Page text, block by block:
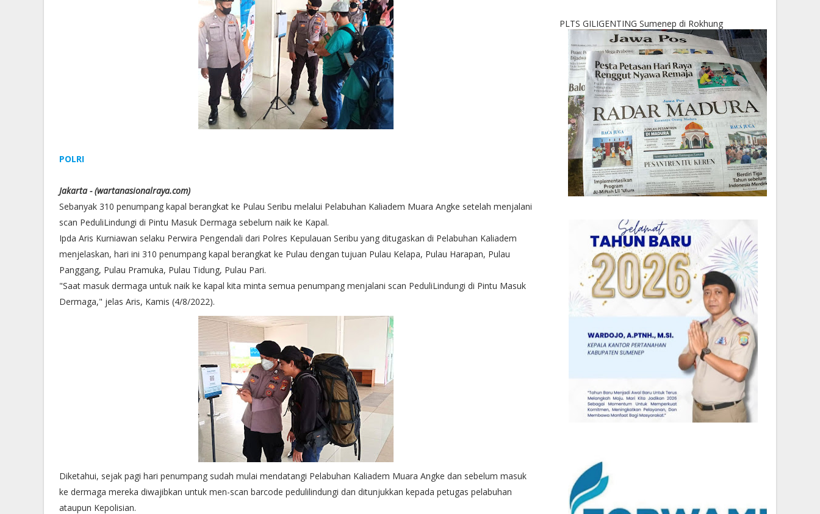
POLRI
Jakarta - (wartanasionalraya.com)
Sebanyak 310 penumpang kapal berangkat ke Pulau Seribu melalui Pelabuhan Kaliadem Muara Angke setelah menjalani
scan PeduliLindungi di Pintu Masuk Dermaga sebelum naik ke Kapal.
Ipda Aris Kurniawan selaku Perwira Pengendali dari Polres Kepulauan Seribu yang ditugaskan di Pelabuhan Kaliadem
menjelaskan, hari ini 310 penumpang kapal berangkat ke Pulau dengan tujuan Pulau Kelapa, Pulau Harapan, Pulau
Panggang, Pulau Pramuka, Pulau Tidung, Pulau Pari.
"Saat masuk dermaga untuk naik ke kapal kita minta semua penumpang menjalani scan PeduliLindungi di Pintu Masuk
Dermaga," jelas Aris, Kamis (4/8/2022).
Diketahui, sejak pagi hari penumpang sudah mulai mendatangi Pelabuhan Kaliadem Muara Angke dan sebelum masuk
ke dermaga mereka diwajibkan untuk men-scan barcode pedulilindungi dan ditunjukkan kepada petugas pelabuhan
ataupun Kepolisian.
PLTS GILIGENTING Sumenep di Rokhung